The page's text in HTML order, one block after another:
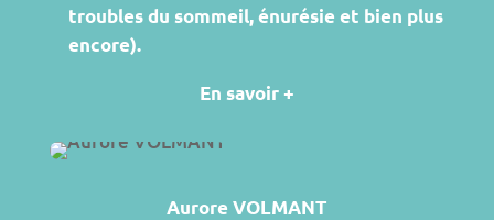
troubles du sommeil, énurésie et bien plus
encore).
En savoir +
Aurore VOLMANT